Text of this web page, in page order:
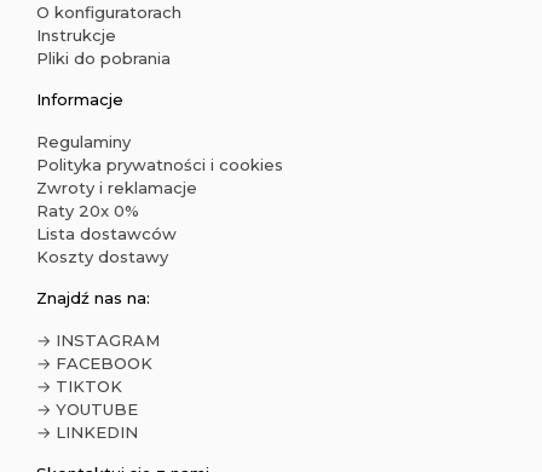
O konfiguratorach
Instrukcje
Pliki do pobrania
Informacje
Regulaminy
Polityka prywatności i cookies
Zwroty i reklamacje
Raty 20x 0%
Lista dostawców
Koszty dostawy
Znajdź nas na:
→ INSTAGRAM
→ FACEBOOK
→ TIKTOK
→ YOUTUBE
→ LINKEDIN